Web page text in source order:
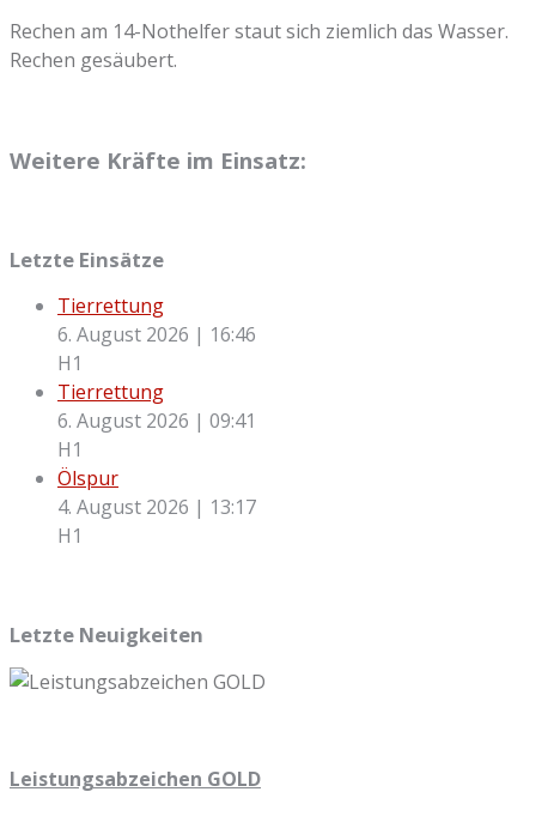
Rechen am 14-Nothelfer staut sich ziemlich das Wasser.
Rechen gesäubert.
Weitere Kräfte im Einsatz:
Letzte Einsätze
Tierrettung
6. August 2026 | 16:46
H1
Tierrettung
6. August 2026 | 09:41
H1
Ölspur
4. August 2026 | 13:17
H1
Letzte Neuigkeiten
Leistungsabzeichen GOLD